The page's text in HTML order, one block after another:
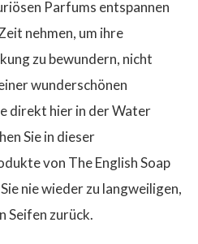
Parfums entspannen
nehmen, um ihre
zu bewundern, nicht
wunderschönen
direkt hier in der Water
Sie in dieser
von The English Soap
nie wieder zu langweiligen,
Seifen zurück.